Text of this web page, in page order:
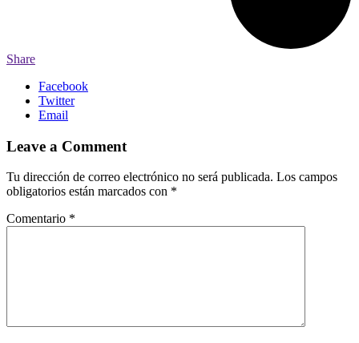
Share
Facebook
Twitter
Email
Leave a Comment
Tu dirección de correo electrónico no será publicada. Los campos
obligatorios están marcados con *
Comentario *